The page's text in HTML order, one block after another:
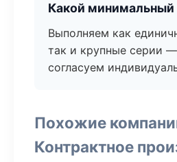
Какой минимальный
Выполняем как
так и крупные серии
согласуем
Похожие
Контрактное